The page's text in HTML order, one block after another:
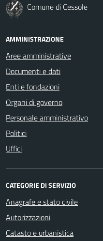
Comune di Cessole
AMMINISTRAZIONE
Aree amministrative
Documenti e dati
Enti e fondazioni
Organi di governo
Personale amministrativo
Politici
Uffici
CATEGORIE DI SERVIZIO
Anagrafe e stato civile
Autorizzazioni
Catasto e urbanistica